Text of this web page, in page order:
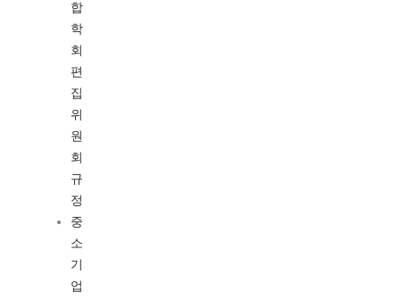
합
학
회
편
집
위
원
회
규
정
중
소
기
업